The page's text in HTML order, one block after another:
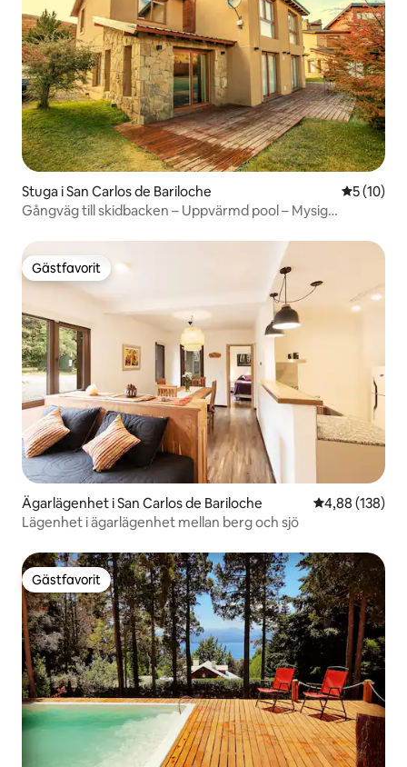
Stuga i San Carlos de Bariloche 5 av 5 i
5 (10)
Gångväg till skidbacken – Uppvärmd pool – Mysig
Gästfavorit
Gästfavorit
Ägarlägenhet i San Carlos de Bariloche 4,88 av 5 i
4,88 (138)
Lägenhet i ägarlägenhet mellan berg och sjö
Gästfavorit
Gästfavorit